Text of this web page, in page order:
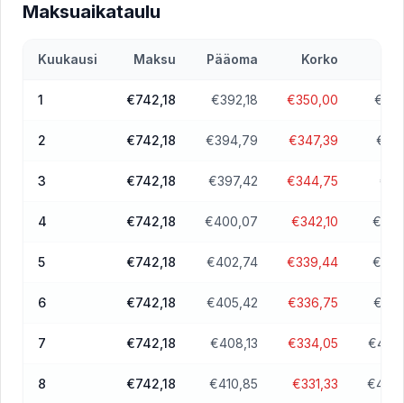
Maksuaikataulu
Kuukausi Maksu Pääoma Korko
1 €742,18 €392,18 €350,00 €52
2 €742,18 €394,79 €347,39 €51
3 €742,18 €397,42 €344,75 €51
4 €742,18 €400,07 €342,10 €50
5 €742,18 €402,74 €339,44 €50
6 €742,18 €405,42 €336,75 €50
7 €742,18 €408,13 €334,05 €49
8 €742,18 €410,85 €331,33 €49